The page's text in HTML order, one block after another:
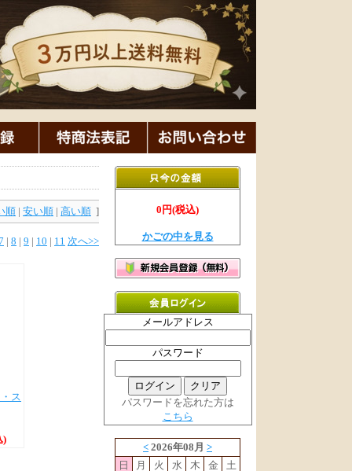
順 | 安い順 | 高い順 ]
| 8 | 9 | 10 | 11 次へ>>
ス
)
0円(税込)
かごの中を見る
メールアドレス
パスワード
パスワードを忘れた方は
こちら